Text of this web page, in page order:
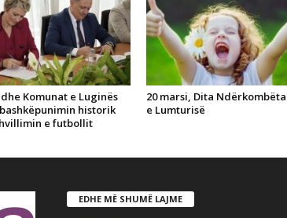
dhe Komunat e Luginës
historik
e futbollit
20 marsi, Dita
e Lumturisë
EDHE MË SHUMË LAJME